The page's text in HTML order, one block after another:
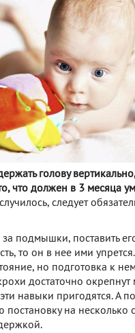
голову
что должен в 3 месяца
следует
подмышки, поставить
то он в нее ими
но подготовка к
достаточно окрепнут
навыки пригодятся. А
постановку на несколько